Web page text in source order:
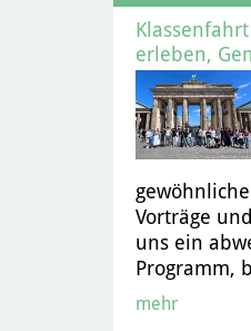
erleben,
Vorträge
uns ein
Programm,
mehr